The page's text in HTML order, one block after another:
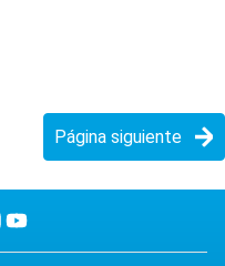
Página siguiente